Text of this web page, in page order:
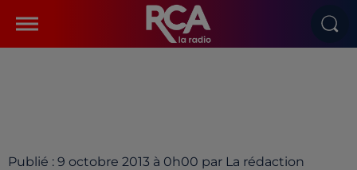
Publié : 9 octobre 2013 à 0h00 par La rédaction